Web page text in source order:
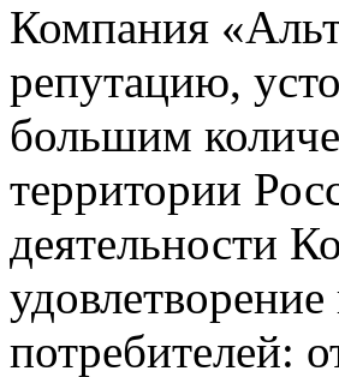
Компания
репутацию,
большим
территории
деятельности
потребителей: